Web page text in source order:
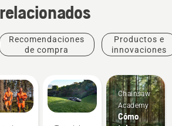
Recomendaciones
de compra
Productos e
innovaciones
Chainsaw
Academy
Cómo